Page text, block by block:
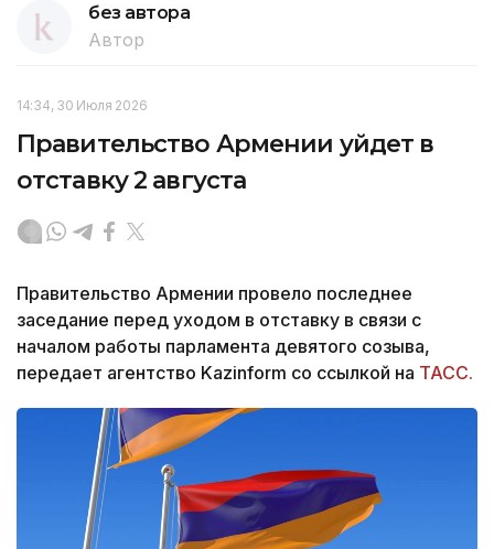
без автора
Автор
14:34, 30 Июля 2026
Правительство Армении уйдет в
отставку 2 августа
Правительство Армении провело последнее
заседание перед уходом в отставку в связи с
началом работы парламента девятого созыва,
передает агентство Kazinform со ссылкой на ТАСС.